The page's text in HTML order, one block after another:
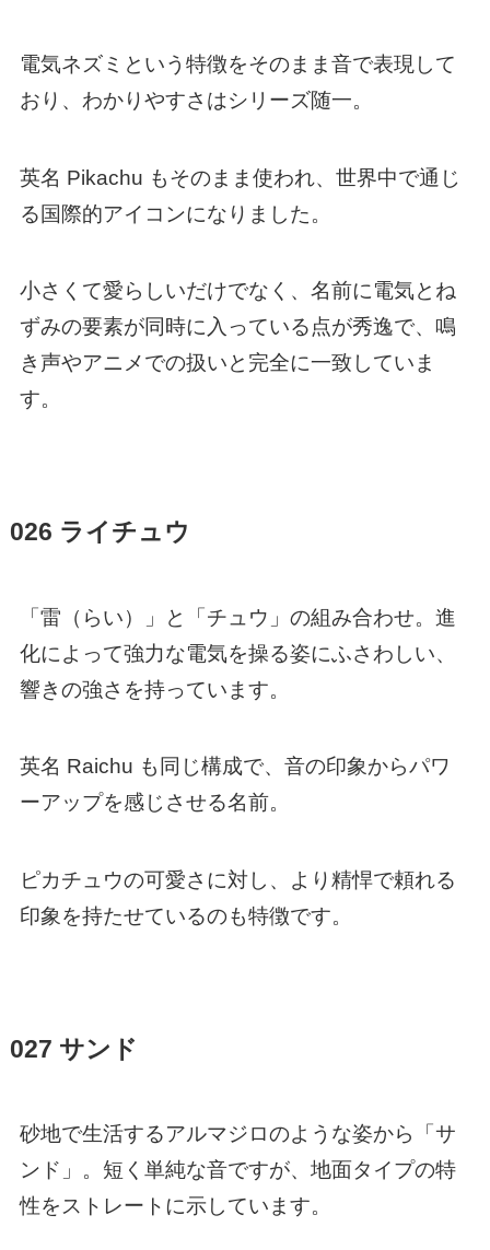
電気ネズミという特徴をそのまま音で表現して
おり、わかりやすさはシリーズ随一。
英名 Pikachu もそのまま使われ、世界中で通じ
る国際的アイコンになりました。
小さくて愛らしいだけでなく、名前に電気とね
ずみの要素が同時に入っている点が秀逸で、鳴
き声やアニメでの扱いと完全に一致していま
す。
026 ライチュウ
「雷（らい）」と「チュウ」の組み合わせ。進
化によって強力な電気を操る姿にふさわしい、
響きの強さを持っています。
英名 Raichu も同じ構成で、音の印象からパワ
ーアップを感じさせる名前。
ピカチュウの可愛さに対し、より精悍で頼れる
印象を持たせているのも特徴です。
027 サンド
砂地で生活するアルマジロのような姿から「サ
ンド」。短く単純な音ですが、地面タイプの特
性をストレートに示しています。